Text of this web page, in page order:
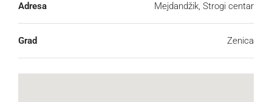
Adresa Mejdandžik, Strogi centar
Grad Zenica